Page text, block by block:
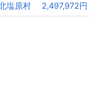
塩原村 2,497,972円